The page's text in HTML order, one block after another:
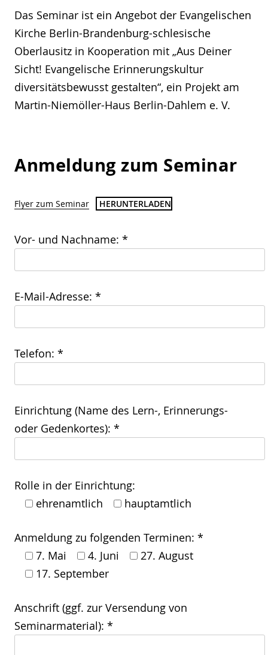
Das Seminar ist ein Angebot der Evangelischen
Kirche Berlin-Brandenburg-schlesische
Oberlausitz in Kooperation mit „Aus Deiner
Sicht! Evangelische Erinnerungskultur
diversitätsbewusst gestalten“, ein Projekt am
Martin-Niemöller-Haus Berlin-Dahlem e. V.
Anmeldung zum Seminar
Flyer zum Seminar HERUNTERLADEN
Vor- und Nachname: *
E-Mail-Adresse: *
Telefon: *
Einrichtung (Name des Lern-, Erinnerungs-
oder Gedenkortes): *
Rolle in der Einrichtung:
ehrenamtlich
hauptamtlich
Anmeldung zu folgenden Terminen: *
7. Mai
4. Juni
27. August
17. September
Anschrift (ggf. zur Versendung von
Seminarmaterial): *